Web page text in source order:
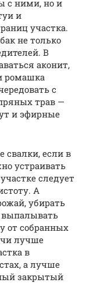
с ними, но и
и
участка.
не только
В
аконит,
ромашка
с
трав —
и эфирные
свалки, если в
устраивать
следует
А
убирать
выпалывать
от собранных
лучше
в
а лучше
закрытый